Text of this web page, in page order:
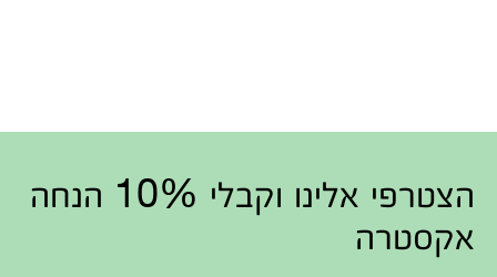
הצטרפי אלינו וקבלי 10% הנחה
אקסטרה